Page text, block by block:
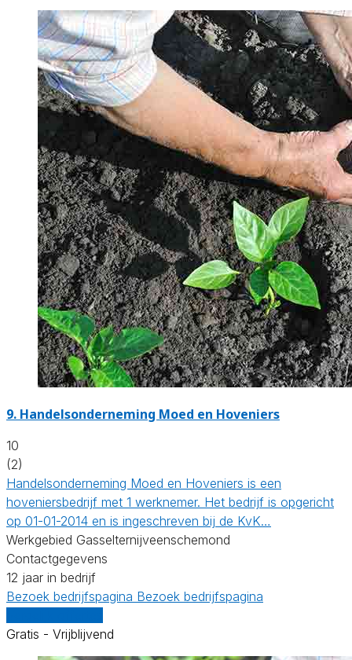
9. Handelsonderneming Moed en Hoveniers
10
(2)
Handelsonderneming Moed en Hoveniers is een
hoveniersbedrijf met 1 werknemer. Het bedrijf is opgericht
op 01-01-2014 en is ingeschreven bij de KvK…
Werkgebied Gasselternijveenschemond
Contactgegevens
12 jaar in bedrijf
Bezoek bedrijfspagina Bezoek bedrijfspagina
Gratis - Vrijblijvend